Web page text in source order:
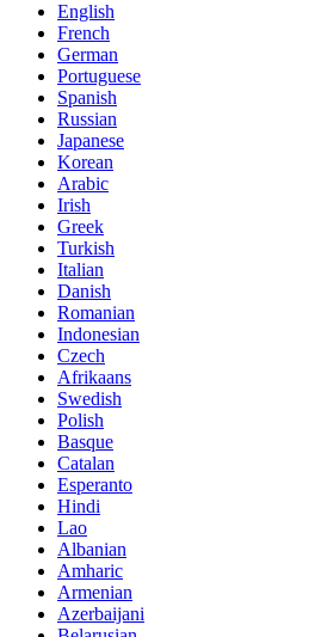
English
French
German
Portuguese
Spanish
Russian
Japanese
Korean
Arabic
Irish
Greek
Turkish
Italian
Danish
Romanian
Indonesian
Czech
Afrikaans
Swedish
Polish
Basque
Catalan
Esperanto
Hindi
Lao
Albanian
Amharic
Armenian
Azerbaijani